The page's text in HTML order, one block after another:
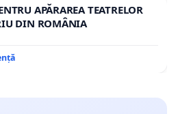
APĂRAREA TEATRELOR
DIN ROMÂNIA